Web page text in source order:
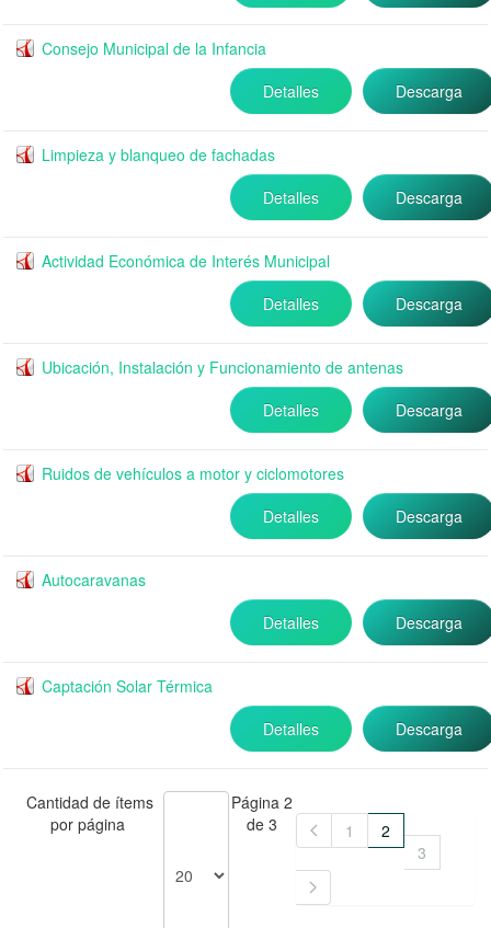
Consejo Municipal de la Infancia
Descarga
Detalles
Limpieza y blanqueo de fachadas
Descarga
Detalles
Actividad Económica de Interés Municipal
Descarga
Detalles
Ubicación, Instalación y Funcionamiento de antenas
Descarga
Detalles
Ruidos de vehículos a motor y ciclomotores
Descarga
Detalles
Autocaravanas
Descarga
Detalles
Captación Solar Térmica
Descarga
Detalles
Cantidad de ítems
por página
Página 2
de 3
1
2
3